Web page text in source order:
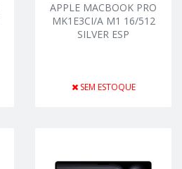
APPLE MACBOOK PRO
MK1E3CI/A M1 16/512
SILVER ESP
SEM ESTOQUE